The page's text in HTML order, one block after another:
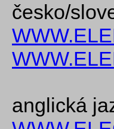
česko/
anglická